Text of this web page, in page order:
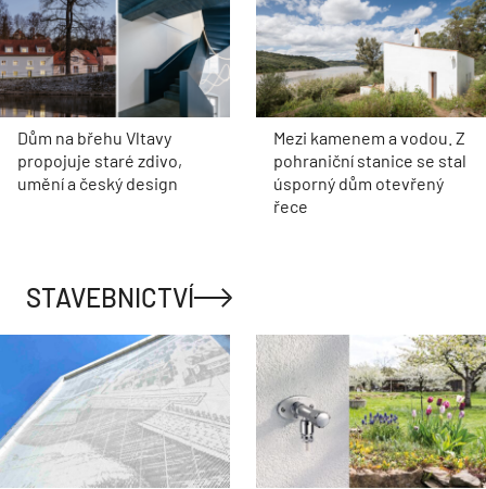
Dům na břehu Vltavy
propojuje staré zdivo,
umění a český design
Mezi kamenem a vodou. Z
pohraniční stanice se stal
úsporný dům otevřený
řece
STAVEBNICTVÍ